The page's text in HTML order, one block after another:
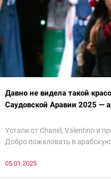
Давно не видела такой
Саудовской Аравии 2025 —
Устали от Chanel, Valentino и
Добро пожаловать в
все и осталась под глубоким
колорит Ближнего Востока
05.01.2025